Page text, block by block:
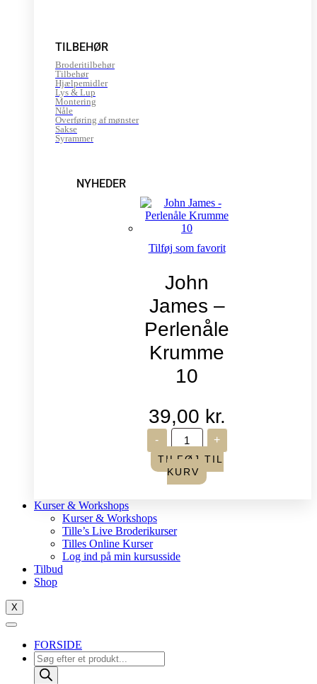
TILBEHØR
Broderitilbehør
Tilbehør
Hjælpemidler
Lys & Lup
Montering
Nåle
Overføring af mønster
Sakse
Syrammer
NYHEDER
Tilføj som favorit
John
James –
Perlenåle
Krumme
10
39,00 kr.
-
John
James
-
Perlenåle
Krumme
+
TILFØJ TIL
KURV
Kurser & Workshops
Kurser & Workshops
Tille’s Live Broderikurser
Tilles Online Kurser
Log ind på min kursusside
Tilbud
Shop
X
FORSIDE
Products
search